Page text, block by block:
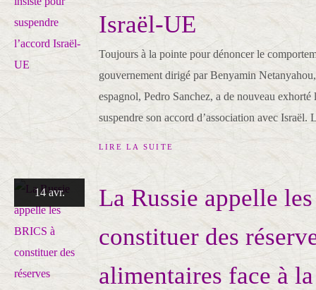
Israël-UE
Toujours à la pointe pour dénoncer le
gouvernement dirigé par Benyamin
espagnol, Pedro Sanchez, a de nouveau
suspendre son accord d’association avec Israël.
LIRE LA SUITE
14 avr.
La Russie appelle
constituer des
alimentaires face à